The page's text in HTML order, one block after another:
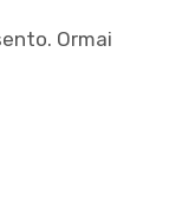
Ormai